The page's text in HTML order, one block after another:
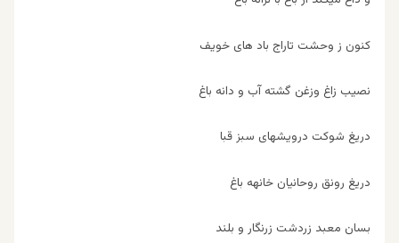
کنون ز وحشت تاراج باد های خویف
نصیب زاغ وزغن گشته آب و دانه باغ
دریغ شوکت درویشهای سبز قبا
دریغ رونق روحانیان خانهه باغ
بسان معبد زردشت زرنگار و بلند